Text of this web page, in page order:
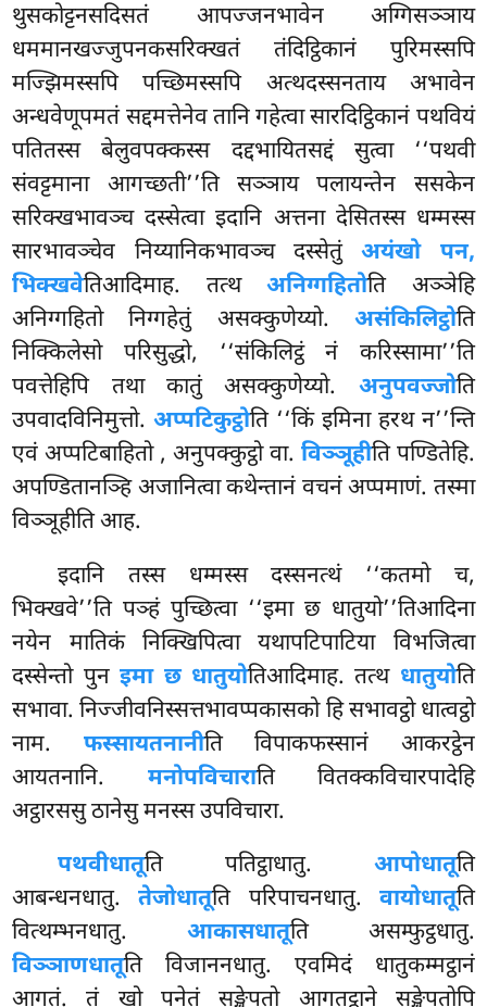
थुसकोट्टनसदिसतं आपज्जनभावेन अग्गिसञ्ञाय
धममानखज्जुपनकसरिक्खतं तंदिट्ठिकानं पुरिमस्सपि
मज्झिमस्सपि पच्छिमस्सपि अत्थदस्सनताय अभावेन
अन्धवेणूपमतं सद्दमत्तेनेव तानि गहेत्वा सारदिट्ठिकानं पथवियं
पतितस्स बेलुवपक्कस्स दद्दभायितसद्दं सुत्वा ‘‘पथवी
संवट्टमाना आगच्छती’’ति सञ्ञाय पलायन्तेन ससकेन
सरिक्खभावञ्च दस्सेत्वा इदानि अत्तना देसितस्स धम्मस्स
सारभावञ्चेव निय्यानिकभावञ्च दस्सेतुंअयंखो पन,
भिक्खवेतिआदिमाह. तत्थअनिग्गहितोति अञ्ञेहि
अनिग्गहितो निग्गहेतुं असक्कुणेय्यो. असंकिलिट्ठोति
निक्किलेसो परिसुद्धो, ‘‘संकिलिट्ठं नं करिस्सामा’’ति
पवत्तेहिपि तथा कातुं असक्कुणेय्यो. अनुपवज्जोति
उपवादविनिमुत्तो.अप्पटिकुट्ठोति ‘‘किं इमिना हरथ न’’न्ति
एवं अप्पटिबाहितो , अनुपक्कुट्ठो वा. विञ्ञूहीति पण्डितेहि.
अपण्डितानञ्हि अजानित्वा कथेन्तानं वचनं अप्पमाणं. तस्मा
विञ्ञूहीति आह.
इदानि तस्स धम्मस्स दस्सनत्थं ‘‘कतमो च,
भिक्खवे’’ति पञ्हं पुच्छित्वा ‘‘इमा छ धातुयो’’तिआदिना
नयेन मातिकं निक्खिपित्वा यथापटिपाटिया विभजित्वा
दस्सेन्तो पुनइमा छ धातुयोतिआदिमाह. तत्थ धातुयोति
सभावा. निज्जीवनिस्सत्तभावप्पकासको हि सभावट्ठो धात्वट्ठो
नाम. फस्सायतनानीतिविपाकफस्सानं आकरट्ठेन
आयतनानि. मनोपविचाराति वितक्कविचारपादेहि
अट्ठारससु ठानेसु मनस्स उपविचारा.
पथवीधातूति पतिट्ठाधातु. आपोधातूति
आबन्धनधातु.तेजोधातूति परिपाचनधातु. वायोधातूति
वित्थम्भनधातु. आकासधातूति असम्फुट्ठधातु.
विञ्ञाणधातूति विजाननधातु. एवमिदं धातुकम्मट्ठानं